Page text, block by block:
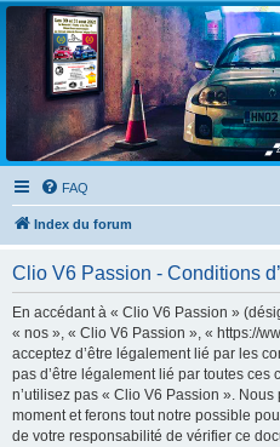
Clio V6 Passion
Le site français des passionnés de Clio V6
FAQ
Index du forum
Clio V6 Passion - Conditions
En accédant à « Clio V6 Passion »
« nos », « Clio V6 Passion », « https://
acceptez d’être légalement lié par les
pas d’être légalement lié par toutes ces
n’utilisez pas « Clio V6 Passion ».
moment et ferons tout notre possible
de votre responsabilité de vérifier ce